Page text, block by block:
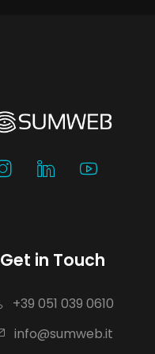
Get in Touch
+39 051 039 0610
info@sumweb.it